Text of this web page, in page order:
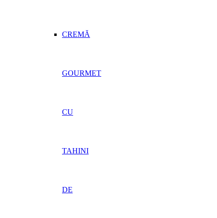
CREMĂ
GOURMET
CU
TAHINI
DE